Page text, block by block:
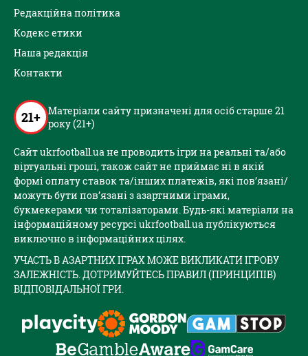
Редакційна політика
Кодекс етики
Наша редакція
Контакти
21+ Матеріали сайту призначені для осіб старше 21
року (21+)
Сайт ukrfootball.ua не проводить ігри на реальні та/або
віртуальні гроші, також сайт не приймає ні в якій
формі оплату ставок та/інших платежів, які пов’язані/
можуть бути пов’язані з азартними іграми,
букмекерами чи тоталізаторами. Будь-які матеріали на
інформаційному ресурсі ukrfootball.ua публікуються
виключно в інформаційних цілях.
УЧАСТЬ В АЗАРТНИХ ІГРАХ МОЖЕ ВИКЛИКАТИ ІГРОВУ
ЗАЛЕЖНІСТЬ. ДОТРИМУЙТЕСЬ ПРАВИЛ (ПРИНЦИПІВ)
ВІДПОВІДАЛЬНОЇ ГРИ.